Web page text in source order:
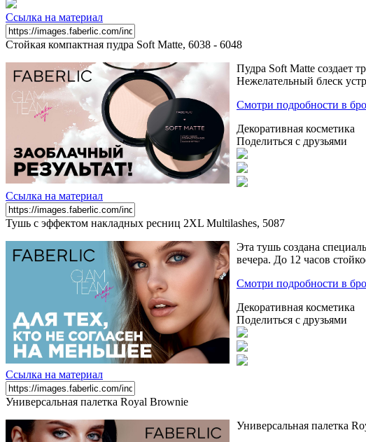
Ссылка на материал
Стойкая компактная пудра Soft Matte, 6038 - 6048
Пудра Soft Matte создает
Нежелательный блеск
Смотри подробности в
Декоративная косметика
Поделиться с друзьями
Ссылка на материал
Тушь с эффектом накладных ресниц 2XL Multilashes, 5087
Эта тушь создана
вечера. До 12 часов
Смотри подробности в
Декоративная косметика
Поделиться с друзьями
Ссылка на материал
Универсальная палетка Royal Brownie
Универсальная палетка